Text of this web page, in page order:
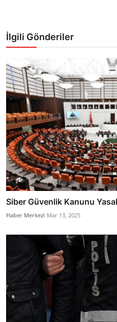
İlgili Gönderiler
Siber Güvenlik Kanunu
Haber Merkezi Mar 13, 2025